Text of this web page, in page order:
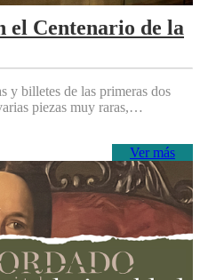
el Centenario de la
y billetes de las primeras dos
piezas muy raras,…
Ver más